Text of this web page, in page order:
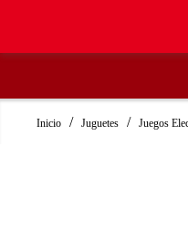
Inicio Juguetes Juegos